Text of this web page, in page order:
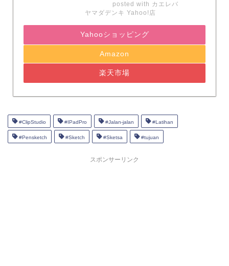
posted with カエレバ
ヤマダデンキ Yahoo!店
Yahooショッピング
Amazon
楽天市場
#ClipStudio #IPadPro #Jalan-jalan #Latihan
#Pensketch #Sketch #Sketsa #tujuan
スポンサーリンク